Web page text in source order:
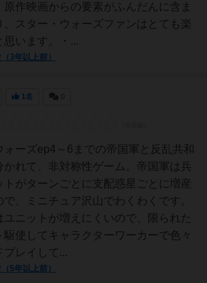
原作映画からの要素がふんだんに含ま
、スター・ウォーズファンはとても楽
思います。・...
3年以上前）
1名
ォーズep4～6までの帝国軍と反乱共和
かれて、非対称性ゲーム。帝国軍は兵
トがターンごとに支配惑星ごとに増産
で、ミニチュア沢山でわくわくです。
ユニットが増えにくいので、限られた
駆使してキャラクターワーカーで色々
プレイして...
5年以上前）